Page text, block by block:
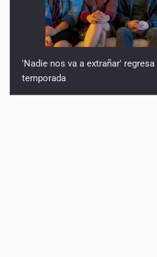
'Nadie nos va a extrañar'
temporada